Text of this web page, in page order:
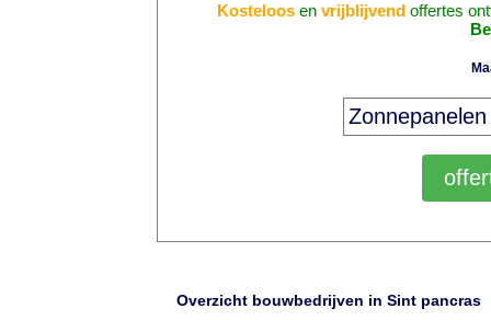
Kosteloos envrijblijvend offertes
Overzicht bouwbedrijven in Sint pancras